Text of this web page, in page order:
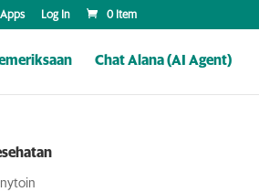
Log In 0 Item
Chat Alana (AI Agent)